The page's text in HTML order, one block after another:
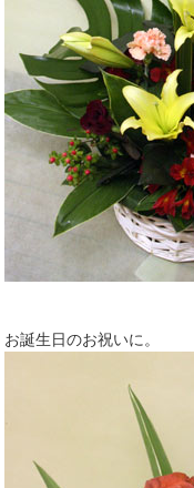
お誕生日のお祝いに。